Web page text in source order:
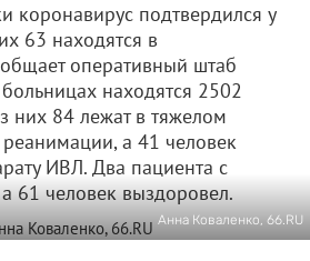
коронавирус подтвердился у
63 находятся в
оперативный штаб
находятся 2502
них 84 лежат в тяжелом
а 41 человек
ИВЛ. Два пациента с
61 человек выздоровел.
Анна Коваленко, 66.RU